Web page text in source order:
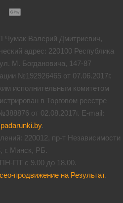
Чумак Валерий Дмитриевич,
адрес: 220100 Республика
М. Богдановича, 147-87
№192926465 от 07.06.2017г.
исполнительным комитетом
в Торговом реестре
от 02.08.2017г. E-mail:
.
220012, пр-т Независимости
г. Минск, РБ.
ПТ с 9.00 до 18.00.
продвижение на Результат.